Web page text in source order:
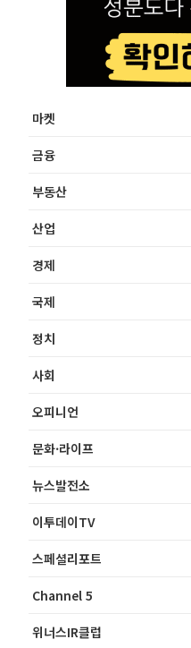
마켓
금융
부동산
산업
경제
국제
정치
사회
오피니언
문화·라이프
뉴스발전소
이투데이TV
스페셜리포트
Channel 5
위너스IR클럽